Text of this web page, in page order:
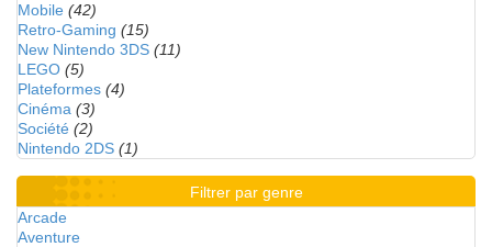
Mobile (42)
Retro-Gaming (15)
New Nintendo 3DS (11)
LEGO (5)
Plateformes (4)
Cinéma (3)
Société (2)
Nintendo 2DS (1)
Filtrer par genre
Arcade
Aventure